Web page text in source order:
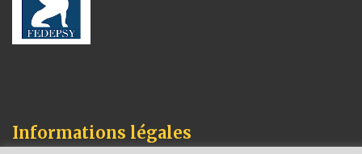
Informations légales